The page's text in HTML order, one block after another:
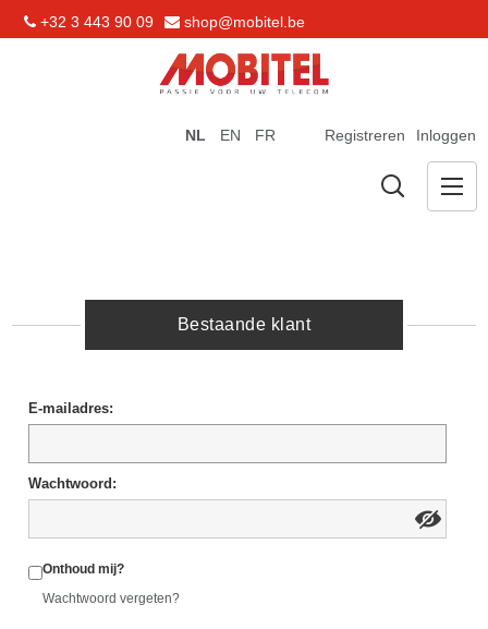
+32 3 443 90 09 shop@mobitel.be
Registreren Inloggen
NL EN FR
Bestaande klant
E-mailadres:
Wachtwoord:
Onthoud mij?
Wachtwoord vergeten?